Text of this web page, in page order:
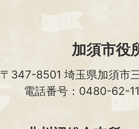
加須市役
〒347-8501 埼玉県加須市
電話番号：0480-62-